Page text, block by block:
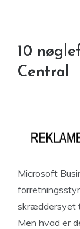
10
Central
Microsoft
skræddersyet
Men hvad er